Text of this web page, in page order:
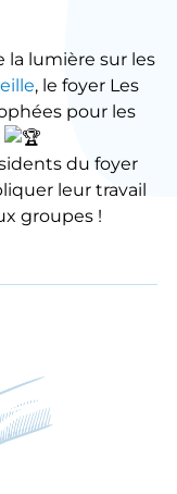
la lumière sur les
, le foyer Les
pour les
du foyer
leur travail
groupes !